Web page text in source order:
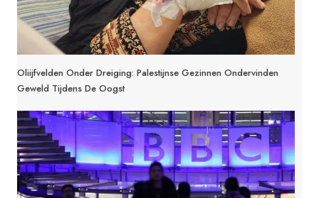
Oliijfvelden Onder Dreiging: Palestijnse Gezinnen Ondervinden
Geweld Tijdens De Oogst